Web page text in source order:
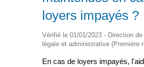
loyers impayés ?
Vérifié le 01/01/2023 - Direction
légale et administrative (Première
En cas de loyers impayés,